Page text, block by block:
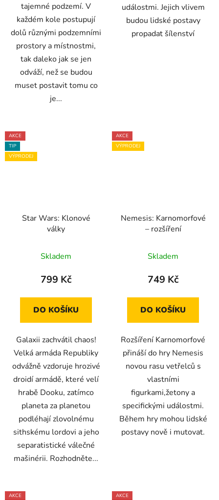
tajemné podzemí. V
každém kole postupují
dolů různými podzemními
prostory a místnostmi,
tak daleko jak se jen
odváží, než se budou
muset postavit tomu co
je...
událostmi. Jejich vlivem
budou lidské postavy
propadat šílenství
AKCE
TIP
VÝPRODEJ
Star Wars: Klonové
války
Skladem
799 Kč
DO KOŠÍKU
Galaxii zachvátil chaos!
Velká armáda Republiky
odvážně vzdoruje hrozivé
droidí armádě, které velí
hrabě Dooku, zatímco
planeta za planetou
podléhají zlovolnému
sithskému lordovi a jeho
separatistické válečné
mašinérii. Rozhodněte...
AKCE
VÝPRODEJ
Nemesis: Karnomorfové
– rozšíření
Skladem
749 Kč
DO KOŠÍKU
Rozšíření Karnomorfové
přináší do hry Nemesis
novou rasu vetřelců s
vlastními
figurkami,žetony a
specifickými událostmi.
Během hry mohou lidské
postavy nově i mutovat.
AKCE
AKCE